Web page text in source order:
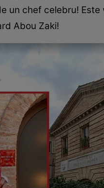
un chef celebru!
Abou Zaki!